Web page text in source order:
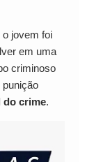
jovem foi
em uma
criminoso
punição
do crime.